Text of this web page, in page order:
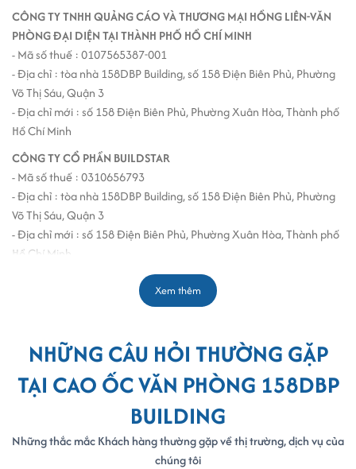
CÔNG TY TNHH QUẢNG CÁO VÀ THƯƠNG MẠI HỒNG LIÊN-VĂN
PHÒNG ĐẠI DIỆN TẠI THÀNH PHỐ HỒ CHÍ MINH
- Mã số thuế : 0107565387-001
- Địa chỉ : tòa nhà 158DBP Building, số 158 Điện Biên Phủ, Phường
Võ Thị Sáu, Quận 3
- Địa chỉ mới : số 158 Điện Biên Phủ, Phường Xuân Hòa, Thành phố
Hồ Chí Minh
CÔNG TY CỔ PHẦN BUILDSTAR
- Mã số thuế : 0310656793
- Địa chỉ : tòa nhà 158DBP Building, số 158 Điện Biên Phủ, Phường
Võ Thị Sáu, Quận 3
- Địa chỉ mới : số 158 Điện Biên Phủ, Phường Xuân Hòa, Thành phố
Hồ Chí Minh
CÔNG TY TNHH CÔNG NGHỆ QUẢNG CÁO TRUYỀN THÔNG VIỆT
- Mã số thuế : 0308117508
- Địa chỉ mới : số 158 Điện Biên Phủ, Phường Xuân Hòa, Thành phố
Hồ Chí Minh
CÔNG TY TNHH ĐẦU TƯ NAM THIÊN PHÁT
- Mã số thuế : 0305670376
- Địa chỉ : tòa nhà 158DBP Building, số 158 Điện Biên Phủ, Phường
Xem thêm
NHỮNG CÂU HỎI THƯỜNG GẶP
TẠI CAO ỐC VĂN PHÒNG 158DBP
BUILDING
Những thắc mắc Khách hàng thường gặp về thị trường, dịch vụ của
chúng tôi